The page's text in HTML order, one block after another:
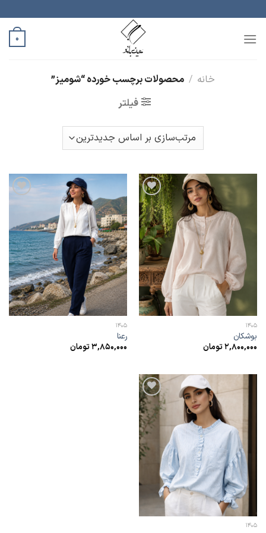
به
محتوا
0
خانه / محصولات برچسب خورده “شومیز”
فیلتر
افزودن
به
علاقه
مندی
ها
1405
بوشکان
2,800,000تومان
افزودن
علاقه
مندی
ها
1405
رعنا
3,850,000تومان
افزودن
به
علاقه
مندی
1405